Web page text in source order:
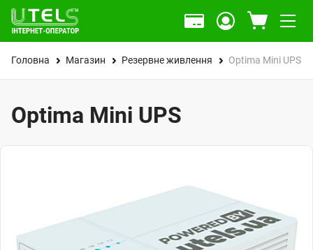
Головна Магазин Резервне живлення Optima Mini UPS
Optima Mini UPS